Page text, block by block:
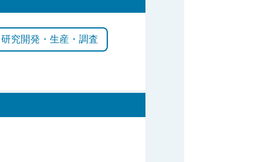
研究開発・生産・調査